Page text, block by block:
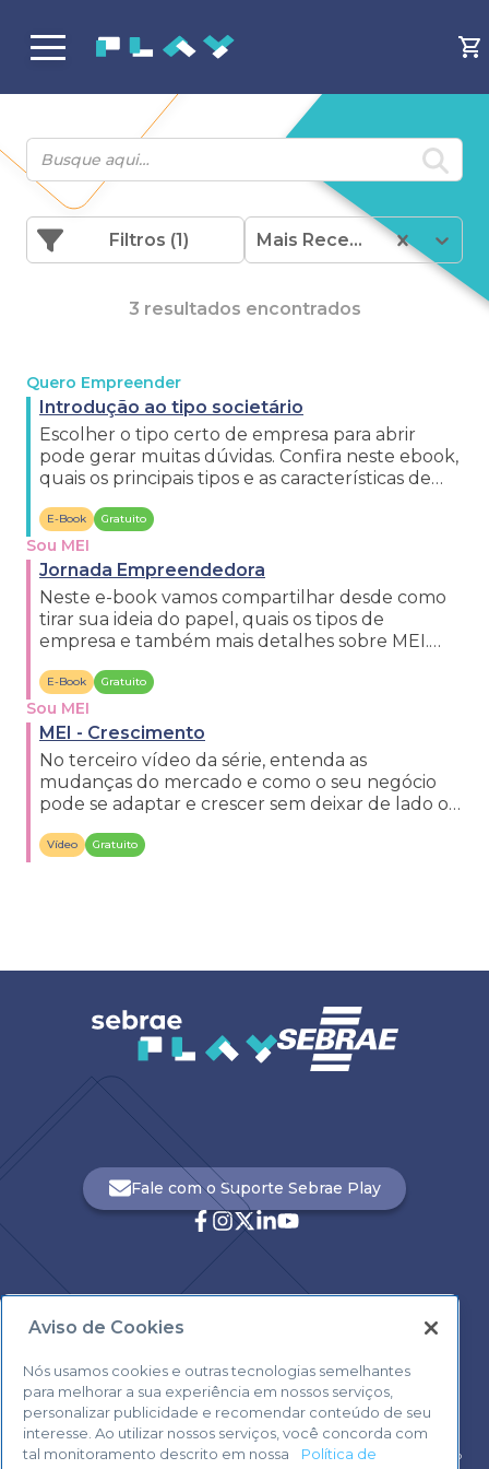
Filtros (1) Mais Recentes
3 resultados encontrados
Quero Empreender
Introdução ao tipo societário
Escolher o tipo certo de empresa para abrir
pode gerar muitas dúvidas. Confira neste ebook,
quais os principais tipos e as características de
E-Book Gratuito
Sou MEI
Jornada Empreendedora
Neste e-book vamos compartilhar desde como
tirar sua ideia do papel, quais os tipos de
empresa e também mais detalhes sobre MEI.
E-Book Gratuito
Sou MEI
MEI - Crescimento
No terceiro vídeo da série, entenda as
mudanças do mercado e como o seu negócio
pode se adaptar e crescer sem deixar de lado o
Vídeo Gratuito
0800 570 0800
Fale com o Suporte Sebrae Play
Voltar ao topo
Aviso de Cookies
Nós usamos cookies e outras tecnologias semelhantes
para melhorar a sua experiência em nossos serviços,
personalizar publicidade e recomendar conteúdo de seu
interesse. Ao utilizar nossos serviços, você concorda com
tal monitoramento descrito em nossa
Política de